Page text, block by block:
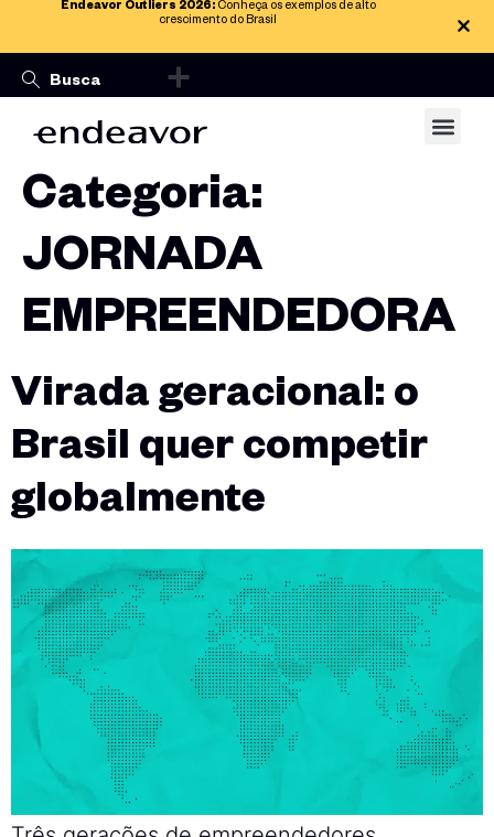
Endeavor Outliers 2026:Conheça os exemplos de alto
crescimento do Brasil
Categoria:
JORNADA
EMPREENDEDORA
Virada geracional: o
Brasil quer competir
globalmente